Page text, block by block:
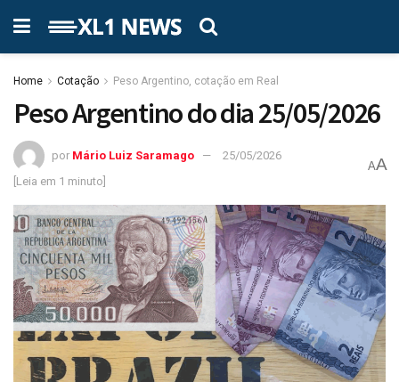
Home Cotação Peso Argentino, cotação em Real
Peso Argentino do dia 25/05/2026
por Mário Luiz Saramago
25/05/2026
[Leia em 1 minuto]
AA